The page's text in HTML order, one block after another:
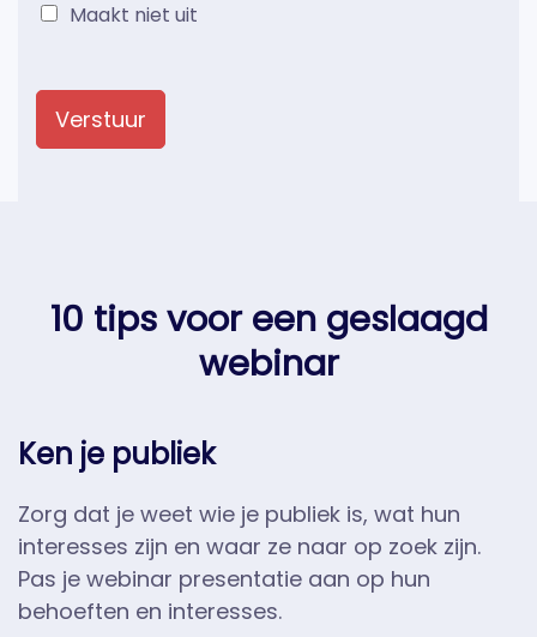
Maakt niet uit
Verstuur
10 tips voor een geslaagd
webinar
Ken je publiek
Zorg dat je weet wie je publiek is, wat hun
interesses zijn en waar ze naar op zoek zijn.
Pas je webinar presentatie aan op hun
behoeften en interesses.